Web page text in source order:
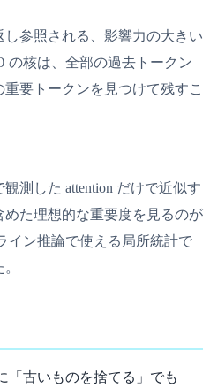
参照される、影響力の大きい
の核は、全部の過去トークン
要トークンを見つけて残すこ
測した attention だけで近似す
た理想的な重要度を見るのが
イン推論で使える局所統計で
「古いものを捨てる」でも